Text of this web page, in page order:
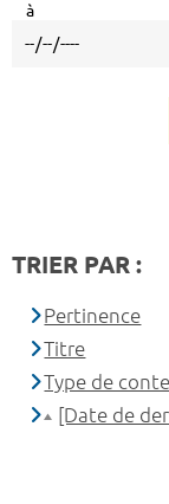
à
TRIER PAR :
Pertinence
Titre
Type de
[Date de